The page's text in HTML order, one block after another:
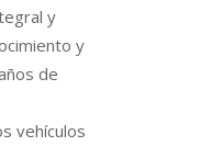
y
y
de
vehículos